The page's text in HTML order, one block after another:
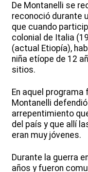
De Montanelli se
reconoció durante
que cuando
colonial de Italia
(actual Etiopía),
niña etíope de 12
sitios.
En aquel
Montanelli
arrepentimiento
del país y que allí
eran muy jóvenes.
Durante la guerra
años y fueron